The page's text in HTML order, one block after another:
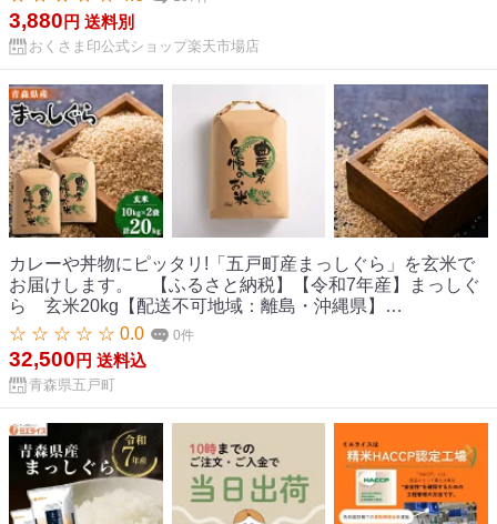
2025年産 令和7年産 白米 精米 5キロ 10キロ 20キロ 30キロ
美味しい 米 国産 単一原料米 生活 幸南食糧 おくさま印 お祝
い 贈り物 ギフト
3,880 円 送料別
おくさま印公式ショップ楽天市場店
カレーや丼物にピッタリ!「五戸町産まっしぐら」を玄米で
お届けします。 【ふるさと納税】【令和7年産】まっしぐ
ら 玄米20kg【配送不可地域：離島・沖縄県】
【1094071】
☆ ☆ ☆ ☆ ☆ 0.0 0件
32,500 円 送料込
青森県五戸町